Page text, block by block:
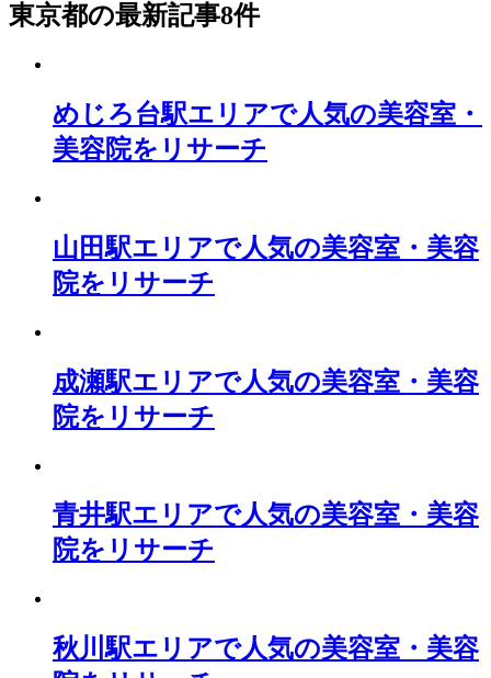
東京都の最新記事8件
めじろ台駅エリアで人気の美容室・
美容院をリサーチ
山田駅エリアで人気の美容室・美容
院をリサーチ
成瀬駅エリアで人気の美容室・美容
院をリサーチ
青井駅エリアで人気の美容室・美容
院をリサーチ
秋川駅エリアで人気の美容室・美容